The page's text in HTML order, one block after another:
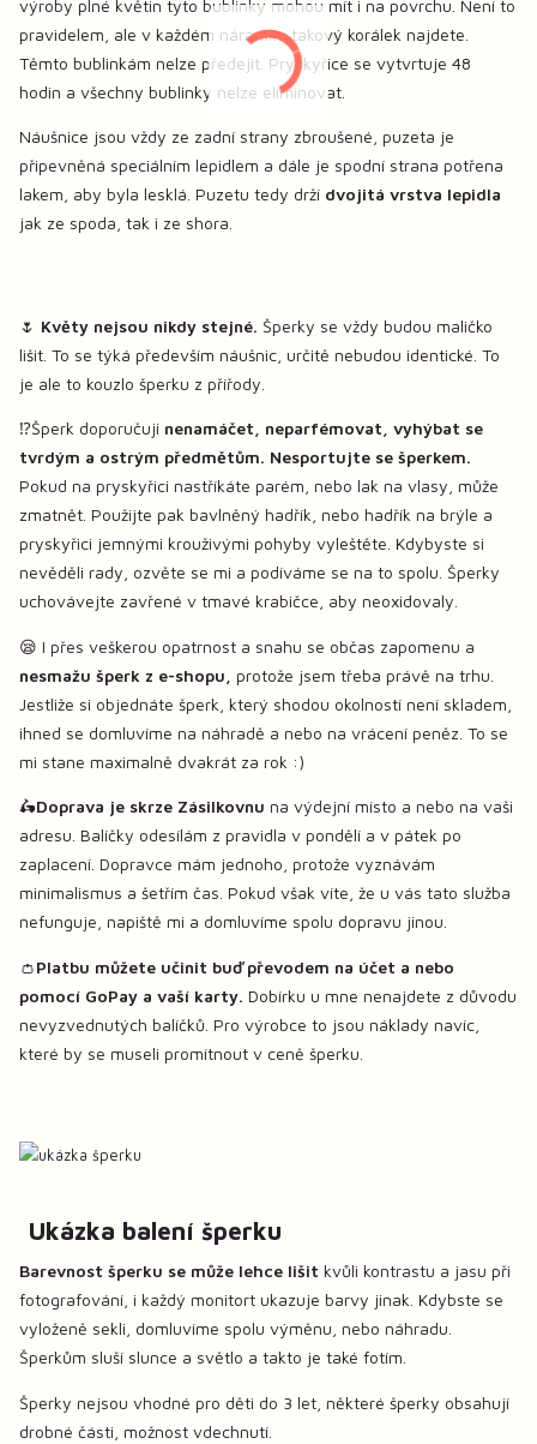
výroby plné květin tyto bublinky mohou mít i na povrchu. Není to
pravidelem, ale v každém náramku takový korálek najdete.
Těmto bublinkám nelze předejít. Pryskyřice se vytvrtuje 48
hodin a všechny bublinky nelze eliminovat.
Náušnice jsou vždy ze zadní strany zbroušené, puzeta je
připevněná speciálním lepidlem a dále je spodní strana potřena
lakem, aby byla lesklá. Puzetu tedy drží dvojitá vrstva lepidla
jak ze spoda, tak i ze shora.
🌷 Květy nejsou nikdy stejné. Šperky se vždy budou maličko
lišit. To se týká především náušnic, určitě nebudou identické. To
je ale to kouzlo šperku z přířody.
⁉️Šperk doporučuji nenamáčet, neparfémovat, vyhýbat se
tvrdým a ostrým předmětům. Nesportujte se šperkem.
Pokud na pryskyřici nastříkáte parém, nebo lak na vlasy, může
zmatnět. Použijte pak bavlněný hadřík, nebo hadřík na brýle a
pryskyřici jemnými krouživými pohyby vyleštěte. Kdybyste si
nevěděli rady, ozvěte se mi a podíváme se na to spolu. Šperky
uchovávejte zavřené v tmavé krabičce, aby neoxidovaly.
😪 I přes veškerou opatrnost a snahu se občas zapomenu a
nesmažu šperk z e-shopu,
protože jsem třeba právě na trhu.
Jestliže si objednáte šperk, který shodou okolností není skladem,
ihned se domluvíme na náhradě a nebo na vrácení peněz. To se
mi stane maximalně dvakrát za rok :)
🛵Doprava je skrze Zásilkovnu na výdejní místo a nebo na vaši
adresu. Balíčky odesílám z pravidla v pondělí a v pátek po
zaplacení. Dopravce mám jednoho, protože vyznávám
minimalismus a šetřím čas. Pokud však víte, že u vás tato služba
nefunguje, napiště mi a domluvíme spolu dopravu jinou.
👛Platbu můžete učinit buď převodem na účet a nebo
pomocí GoPay a vaší karty. Dobírku u mne nenajdete z důvodu
nevyzvednutých balíčků. Pro výrobce to jsou náklady navíc,
které by se museli promítnout v ceně šperku.
Ukázka balení šperku
Barevnost šperku se může lehce lišit kvůli kontrastu a jasu při
fotografování, i každý monitort ukazuje barvy jinak. Kdybste se
vyloženě sekli, domluvíme spolu výměnu, nebo náhradu.
Šperkům sluší slunce a světlo a takto je také fotím.
Šperky nejsou vhodné pro děti do 3 let, některé šperky obsahují
drobné části, možnost vdechnutí.